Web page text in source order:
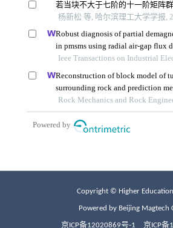
Copyright © Higher
Powered by Beijing Magtech
京ICP备12020869号-1 京ICP备